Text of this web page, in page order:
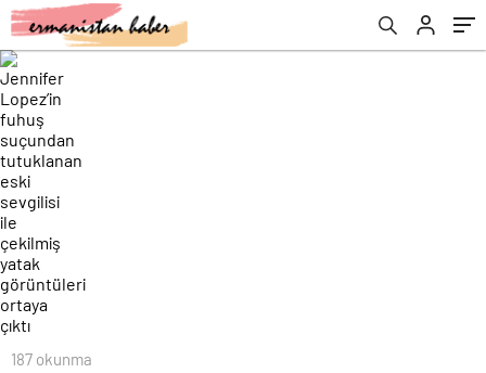
görüntüleri ortaya çıktı
187 okunma